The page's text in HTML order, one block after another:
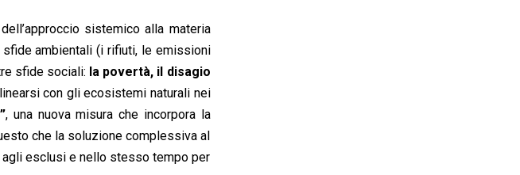
sistemico alla materia
ambientali (i rifiuti, le emissioni
sfide sociali: la povertà, il disagio
con gli ecosistemi naturali nei
, una nuova misura che incorpora la
che la soluzione complessiva al
esclusi e nello stesso tempo per